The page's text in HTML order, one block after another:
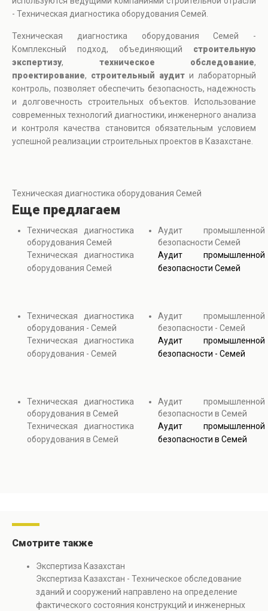
- Техническая диагностика оборудования Семей.
Техническая диагностика оборудования Семей -
Комплексный подход, объединяющий строительную
экспертизу, техническое обследование,
проектирование, строительный аудит и лабораторный
контроль, позволяет обеспечить безопасность, надежность
и долговечность строительных объектов. Использование
современных технологий диагностики, инженерного анализа
и контроля качества становится обязательным условием
успешной реализации строительных проектов в Казахстане.
Техническая диагностика оборудования Семей
Еще предлагаем
Техническая диагностика
оборудования Семей
Техническая диагностика
оборудования Семей
Техническая диагностика
оборудования - Семей
Техническая диагностика
оборудования - Семей
Техническая диагностика
оборудования в Семей
Техническая диагностика
оборудования в Семей
Аудит промышленной
безопасности Семей
Аудит промышленной
безопасности Семей
Аудит промышленной
безопасности - Семей
Аудит промышленной
безопасности - Семей
Аудит промышленной
безопасности в Семей
Аудит промышленной
безопасности в Семей
Смотрите также
Экспертиза Казахстан
Экспертиза Казахстан - Техническое обследование
зданий и сооружений направлено на определение
фактического состояния конструкций и инженерных